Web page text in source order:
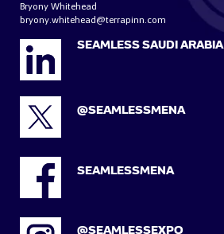
Bryony Whitehead
bryony.whitehead@terrapinn.com
SEAMLESS SAUDI ARABIA
@SEAMLESSMENA
SEAMLESSMENA
@SEAMLESSEXPO